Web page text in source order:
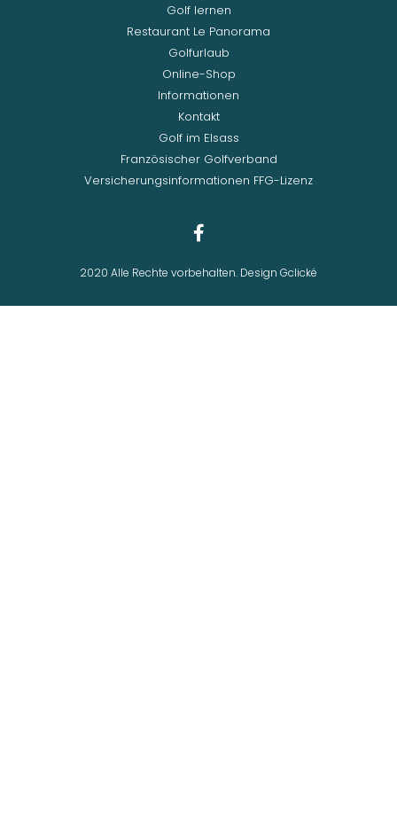
Golf lernen
Restaurant Le Panorama
Golfurlaub
Online-Shop
Informationen
Kontakt
Golf im Elsass
Französischer Golfverband
Versicherungsinformationen FFG-Lizenz
2020 Alle Rechte vorbehalten. Design Gclické